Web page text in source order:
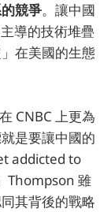
競爭。讓中國
導的技術堆疊
在美國的生態
CNBC 上更為
是要讓中國的
addicted to
Thompson 雖
其背後的戰略